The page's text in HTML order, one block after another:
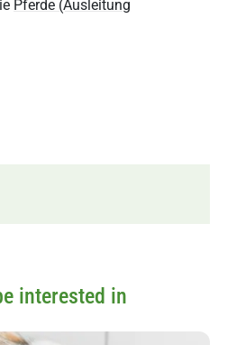
Pferde (Ausleitung
interested in